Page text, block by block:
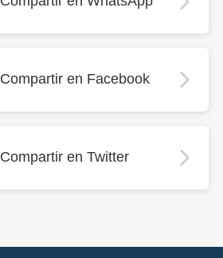
Compartir en Facebook
Compartir en Twitter